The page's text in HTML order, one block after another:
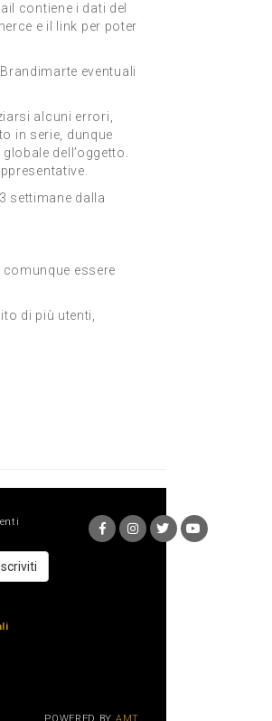
contiene i dati del
e il link per poter
eventuali
alcuni errori,
in serie, dunque
dell’oggetto.
settimane dalla
essere
di più utenti,